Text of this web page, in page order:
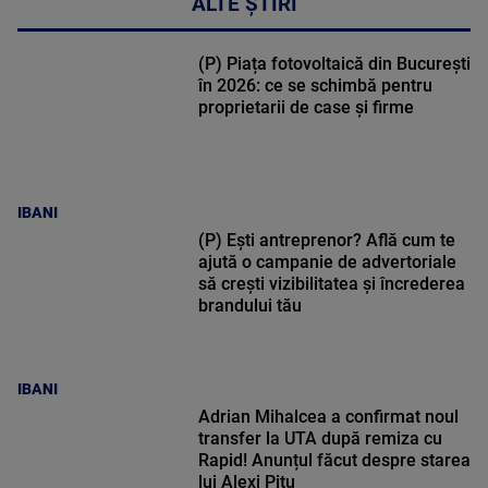
IBANI
(P) Piața fotovoltaică din București
în 2026: ce se schimbă pentru
proprietarii de case și firme
IBANI
(P) Ești antreprenor? Află cum te
ajută o campanie de advertoriale
să crești vizibilitatea și încrederea
brandului tău
Adrian Mihalcea a confirmat noul
transfer la UTA după remiza cu
Rapid! Anunțul făcut despre starea
lui Alexi Pitu